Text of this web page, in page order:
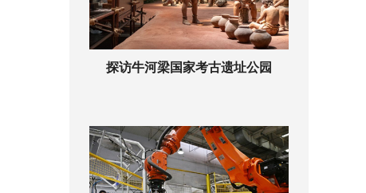
探访牛河梁国家考古遗址公园